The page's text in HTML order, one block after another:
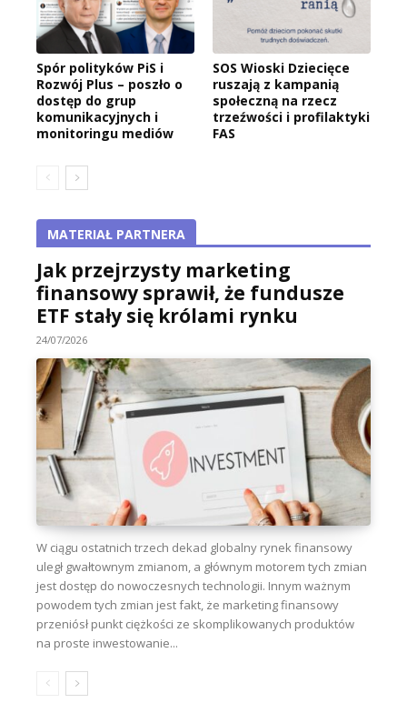
Spór polityków PiS i
Rozwój Plus – poszło o
dostęp do grup
komunikacyjnych i
monitoringu mediów
SOS Wioski Dziecięce
ruszają z kampanią
społeczną na rzecz
trzeźwości i profilaktyki
FAS
MATERIAŁ PARTNERA
Jak przejrzysty marketing
finansowy sprawił, że fundusze
ETF stały się królami rynku
24/07/2026
W ciągu ostatnich trzech dekad globalny rynek finansowy
uległ gwałtownym zmianom, a głównym motorem tych zmian
jest dostęp do nowoczesnych technologii. Innym ważnym
powodem tych zmian jest fakt, że marketing finansowy
przeniósł punkt ciężkości ze skomplikowanych produktów
na proste inwestowanie...